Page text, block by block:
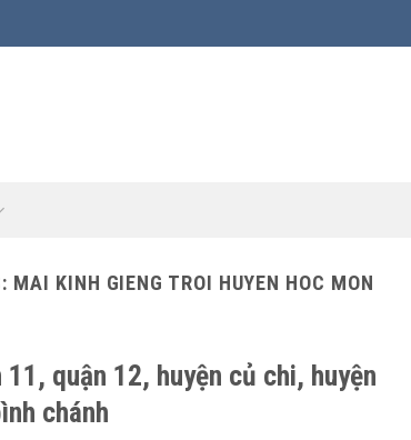
MAI KINH GIENG TROI HUYEN HOC MON
quận 12, huyện củ chi, huyện
chánh